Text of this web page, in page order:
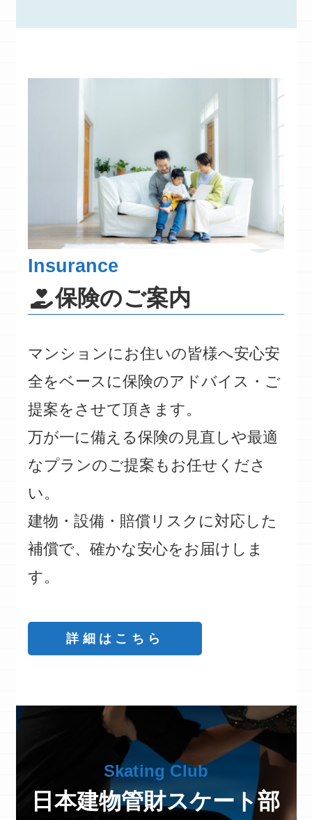
Insurance
保険のご案内
マンションにお住いの皆様へ安心安
全をベースに保険のアドバイス・ご
提案をさせて頂きます。
万が一に備える保険の見直しや最適
なプランのご提案もお任せくださ
い。
建物・設備・賠償リスクに対応した
補償で、確かな安心をお届けしま
す。
詳細はこちら
Skating Club
日本建物管財スケート部